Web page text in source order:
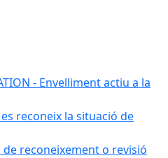
- Envelliment actiu a la
reconeix la situació de
de reconeixement o revisió